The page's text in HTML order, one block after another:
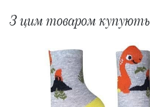
З цим товаром купують